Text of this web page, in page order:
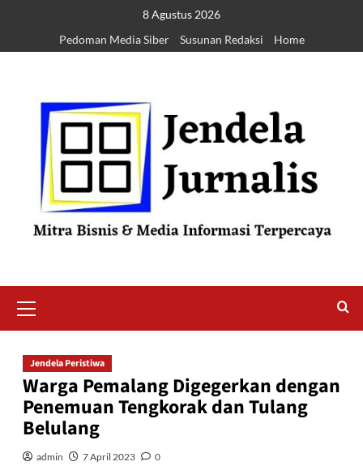
8 Agustus 2026
Pedoman Media Siber
Susunan Redaksi Home
Jendela Peristiwa
Warga Pemalang Digegerkan dengan
Penemuan Tengkorak dan Tulang
Belulang
admin 7 April 2023 0